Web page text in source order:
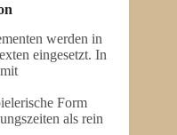
werden in
eingesetzt. In
Form
als rein